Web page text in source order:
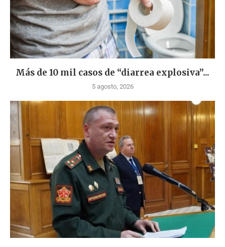
Más de 10 mil casos de “diarrea explosiva”...
5 agosto, 2026